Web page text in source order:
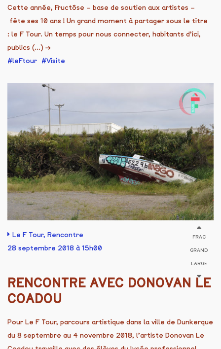
Cette année, Fructôse – base de soutien aux artistes –
fête ses 10 ans ! Un grand moment à partager sous le titre
: le F Tour. Un temps pour nous connecter, habitants d’ici,
publics (...) →
leFtour
Visite
Le F Tour, Rencontre
28 septembre 2018 à 15h00
FRAC
GRAND
LARGE
RENCONTRE AVEC DONOVAN LE
COADOU
Pour Le F Tour, parcours artistique dans la ville de Dunkerque
du 8 septembre au 4 novembre 2018, l’artiste Donovan Le